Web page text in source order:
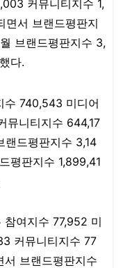
커뮤니티지수 1,
서 브랜드평판지
브랜드평판지수 3,
다.​
수 740,543 미디어
뮤니티지수 644,17
랜드평판지수 3,14
평판지수 1,899,41
참여지수 77,952 미
커뮤니티지수 77
브랜드평판지수